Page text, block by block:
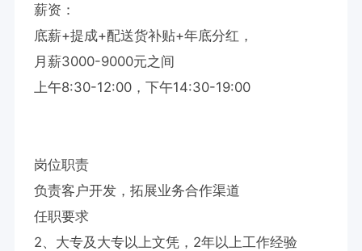
薪资：
底薪+提成+配送货补贴+年底分红，
月薪3000-9000元之间
上午8:30-12:00，下午14:30-19:00
岗位职责
负责客户开发，拓展业务合作渠道
任职要求
2、大专及大专以上文凭，2年以上工作经验